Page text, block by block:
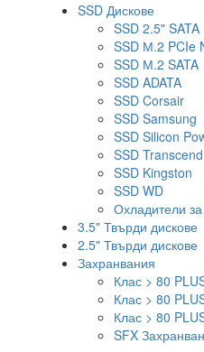
SSD Дискове
SSD 2.5" SATA
SSD М.2 PCIe
SSD М.2 SATA
SSD ADATA
SSD Corsair
SSD Samsung
SSD Silicon
SSD Transcend
SSD Kingston
SSD WD
Охладители
3.5" Твърди дискове
2.5" Твърди дискове
Захранвания
Клас > 80
Клас > 80
Клас > 80
SFX